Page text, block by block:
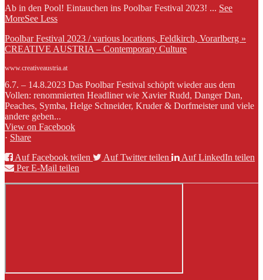
Ab in den Pool! Eintauchen ins Poolbar Festival 2023! ... See
MoreSee Less
Poolbar Festival 2023 / various locations, Feldkirch, Vorarlberg »
CREATIVE AUSTRIA – Contemporary Culture
www.creativeaustria.at
6.7. – 14.8.2023 Das Poolbar Festival schöpft wieder aus dem
Vollen: renommierten Headliner wie Xavier Rudd, Danger Dan,
Peaches, Symba, Helge Schneider, Kruder & Dorfmeister und viele
andere geben...
View on Facebook
· Share
Auf Facebook teilen
Auf Twitter teilen
Auf LinkedIn teilen
Per E-Mail teilen